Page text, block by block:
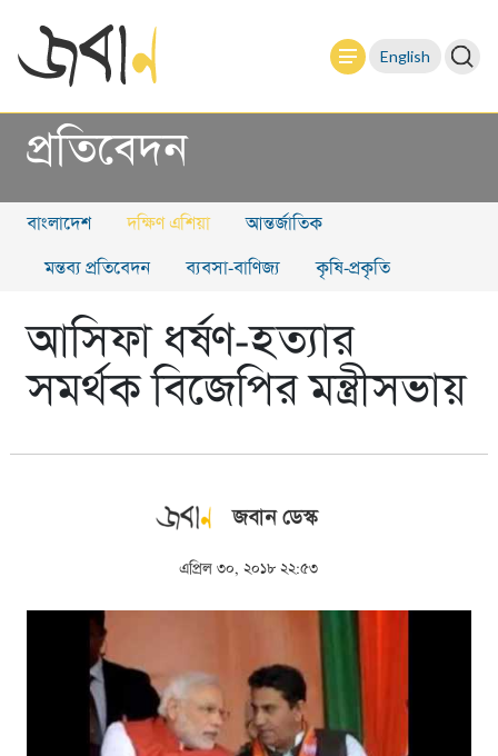
English
প্রতিবেদন
বাংলাদেশ দক্ষিণ এশিয়া আন্তর্জাতিক
মন্তব্য প্রতিবেদন ব্যবসা-বাণিজ্য কৃষি-প্রকৃতি
আসিফা ধর্ষণ-হত্যার
সমর্থক বিজেপির মন্ত্রীসভায়
জবান ডেস্ক
এপ্রিল ৩০, ২০১৮ ২২:৫৩